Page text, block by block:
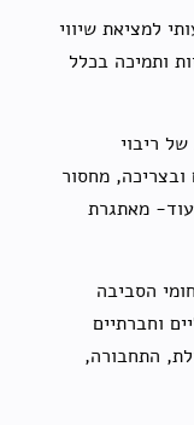
למציאת שיווי
ותמיכה בכלל
ריבוי
ובצריכה, מחסור
מאתגרת
הסביבה
וחברתיים
התחבורה,